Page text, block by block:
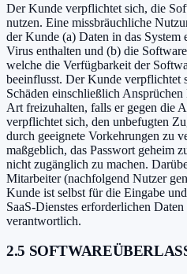
Der Kunde verpflichtet sich, die
nutzen. Eine missbräuchliche
der Kunde (a) Daten in das
Virus enthalten und (b) die
welche die Verfügbarkeit der
beeinflusst. Der Kunde verpflichtet
Schäden einschließlich
Art freizuhalten, falls er gegen die
verpflichtet sich, den unbefugten
durch geeignete Vorkehrungen zu
maßgeblich, das Passwort geheim
nicht zugänglich zu machen.
Mitarbeiter (nachfolgend Nutzer
Kunde ist selbst für die Eingabe
SaaS-Dienstes erforderlichen
verantwortlich.
2.5